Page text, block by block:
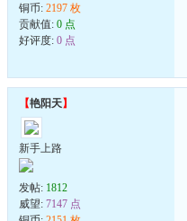
铜币: 2197 枚
贡献值: 0 点
好评度: 0 点
【艳阳天】
新手上路
发帖: 1812
威望: 7147 点